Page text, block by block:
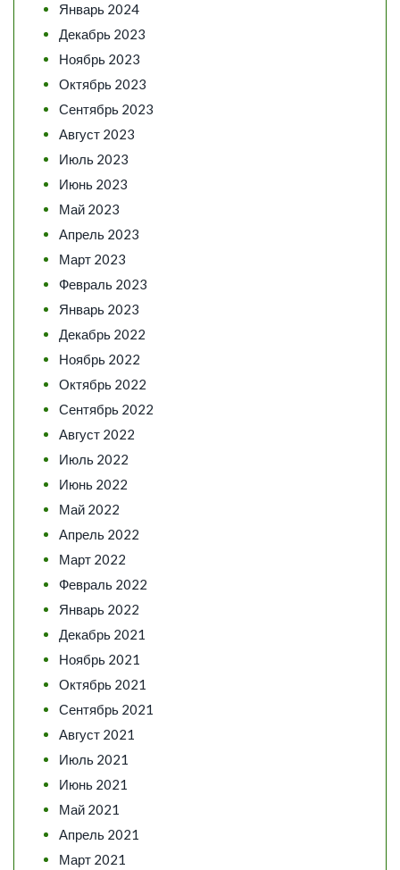
Январь 2024
Декабрь 2023
Ноябрь 2023
Октябрь 2023
Сентябрь 2023
Август 2023
Июль 2023
Июнь 2023
Май 2023
Апрель 2023
Март 2023
Февраль 2023
Январь 2023
Декабрь 2022
Ноябрь 2022
Октябрь 2022
Сентябрь 2022
Август 2022
Июль 2022
Июнь 2022
Май 2022
Апрель 2022
Март 2022
Февраль 2022
Январь 2022
Декабрь 2021
Ноябрь 2021
Октябрь 2021
Сентябрь 2021
Август 2021
Июль 2021
Июнь 2021
Май 2021
Апрель 2021
Март 2021